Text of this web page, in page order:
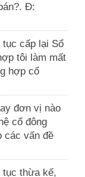
Đ:
tục cấp lại Sổ
tôi làm mất
hợp cổ
đơn vị nào
cổ đông
các vấn đề
tục thừa kế,